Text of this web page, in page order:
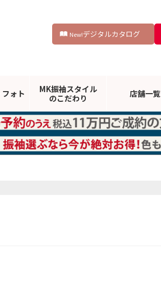
New!デジタルカタログ
フォト
MK振袖スタイル
のこだわり
店舗一覧